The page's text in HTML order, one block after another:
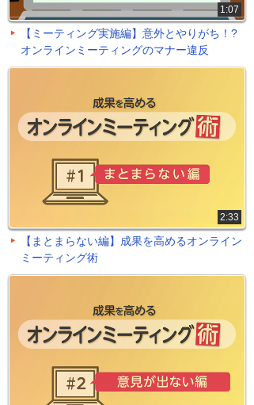
1:07
【ミーティング実施編】意外とやりがち！?
オンラインミーティングのマナー違反
2:33
【まとまらない編】成果を高めるオンライン
ミーティング術